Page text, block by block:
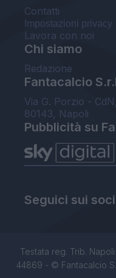
Contatti
Impostazioni privacy
Lavora con noi
Chi siamo
Redazione
Fantacalcio
Via G. Porzio -
80143, Napoli
Pubblicità su
Seguici sui
Testata reg. Trib.
44869 - © Fantacalcio